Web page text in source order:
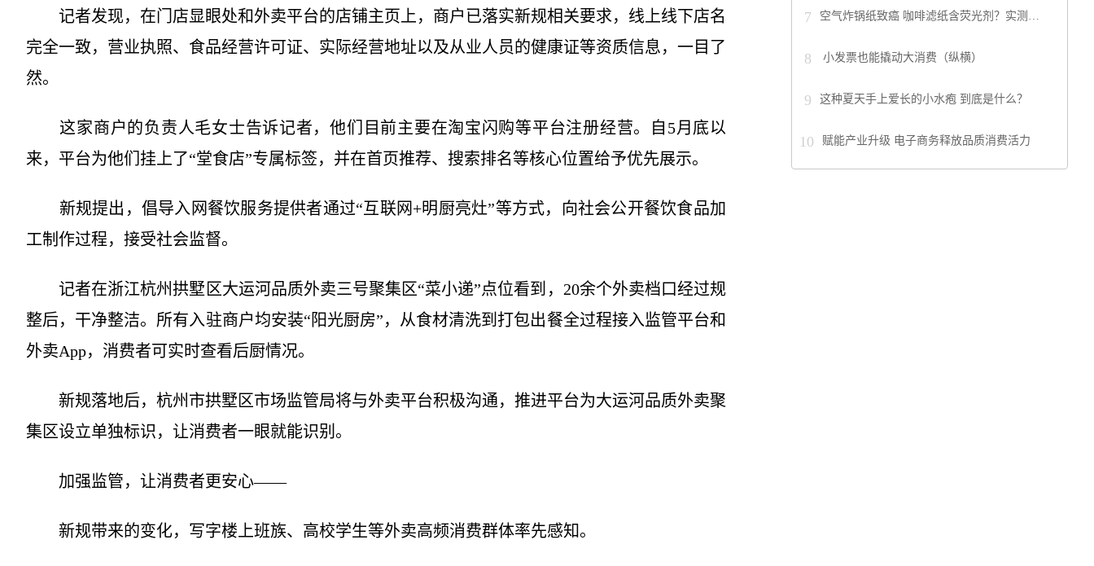
记者发现，在门店显眼处和外卖平台的店铺主页上，商户已落实新规相关要求，线上线下店名
完全一致，营业执照、食品经营许可证、实际经营地址以及从业人员的健康证等资质信息，一目了
然。
这家商户的负责人毛女士告诉记者，他们目前主要在淘宝闪购等平台注册经营。自5月底以
来，平台为他们挂上了“堂食店”专属标签，并在首页推荐、搜索排名等核心位置给予优先展示。
新规提出，倡导入网餐饮服务提供者通过“互联网+明厨亮灶”等方式，向社会公开餐饮食品加
工制作过程，接受社会监督。
记者在浙江杭州拱墅区大运河品质外卖三号聚集区“菜小递”点位看到，20余个外卖档口经过规
整后，干净整洁。所有入驻商户均安装“阳光厨房”，从食材清洗到打包出餐全过程接入监管平台和
外卖App，消费者可实时查看后厨情况。
新规落地后，杭州市拱墅区市场监管局将与外卖平台积极沟通，推进平台为大运河品质外卖聚
集区设立单独标识，让消费者一眼就能识别。
加强监管，让消费者更安心——
新规带来的变化，写字楼上班族、高校学生等外卖高频消费群体率先感知。
7 空气炸锅纸致癌 咖啡滤纸含荧光剂？实测…
8 小发票也能撬动大消费（纵横）
9 这种夏天手上爱长的小水疱 到底是什么？
10 赋能产业升级 电子商务释放品质消费活力